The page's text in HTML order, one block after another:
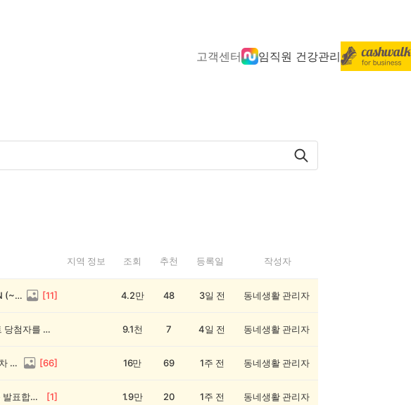
고객센터 임직원 건강관리
지역 정보 조회 추천 등록일 작성자
전원 1,000캐시! 🥳 우리 동네 썰전 14회차 OPEN (~8/17) [11] 4.2만 48 3일 전 동네생활 관리자
💰[당첨자 발표] 26회차 우리 동네 정보왕 이벤트 당첨자를 발표합니다! 9.1천 7 4일 전 동네생활 관리자
💸 전원 2,000캐시 지급! 우리 동네 정보왕 27회차 (~8/10) [66] 16만 69 1주 전 동네생활 관리자
💰[당첨자 발표] 우리 동네 썰전 12회차 당첨자를 발표합니다! [1] 1.9만 20 1주 전 동네생활 관리자